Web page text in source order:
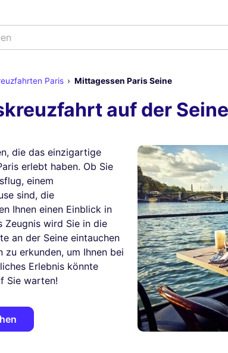
Paris Mittagessen Paris Seine
auf der
die das einzigartige
erlebt haben. Ob Sie
einem
sind, die
Ihnen einen Einblick in
wird Sie in die
an der Seine eintauchen
zu erkunden, um Ihnen bei
Erlebnis könnte
Sie warten!